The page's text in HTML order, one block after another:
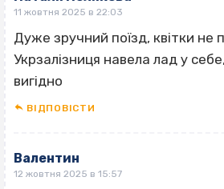
11 жовтня 2025 в 22:03
Дуже зручний поїзд, квітки не
Укрзалізниця навела лад у
вигідно
ВІДПОВІCТИ
Валентин
12 жовтня 2025 в 15:57